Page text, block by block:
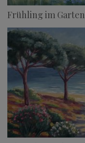
Frühling im Garten